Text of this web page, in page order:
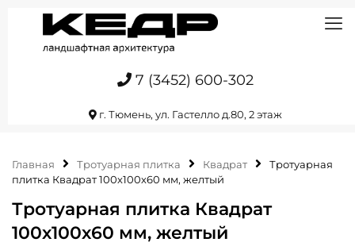
7 (3452) 600-302
г. Тюмень, ул. Гастелло д.80, 2 этаж
Главная Тротуарная плитка Квадрат
Тротуарная
плитка Квадрат 100х100х60 мм, желтый
Тротуарная плитка Квадрат
100х100х60 мм, желтый